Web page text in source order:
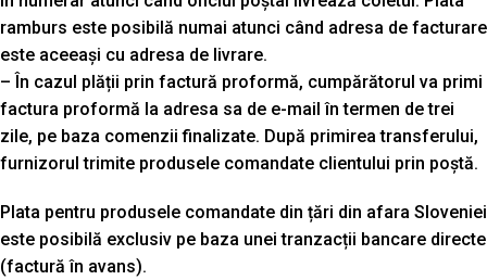
ramburs este posibilă numai atunci când adresa de facturare
este aceeași cu adresa de livrare.
– În cazul plății prin factură proformă, cumpărătorul va primi
factura proformă la adresa sa de e-mail în termen de trei
zile, pe baza comenzii finalizate. După primirea transferului,
furnizorul trimite produsele comandate clientului prin poștă.
Plata pentru produsele comandate din țări din afara Sloveniei
este posibilă exclusiv pe baza unei tranzacții bancare directe
(factură în avans).